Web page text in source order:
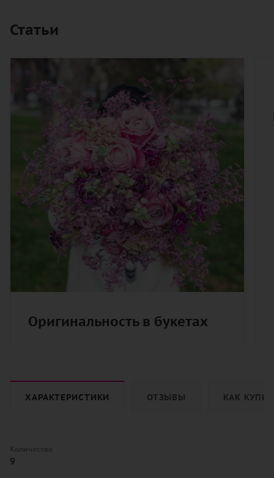
Статьи
Оригинальность в букетах
ХАРАКТЕРИСТИКИ ОТЗЫВЫ КАК
9